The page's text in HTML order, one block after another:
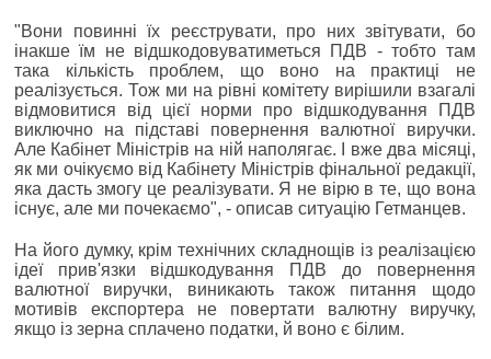
"Вони повинні їх реєструвати, про них звітувати, бо
інакше їм не відшкодовуватиметься ПДВ - тобто там
така кількість проблем, що воно на практиці не
реалізується. Тож ми на рівні комітету вирішили взагалі
відмовитися від цієї норми про відшкодування ПДВ
виключно на підставі повернення валютної виручки.
Але Кабінет Міністрів на ній наполягає. І вже два місяці,
як ми очікуємо від Кабінету Міністрів фінальної редакції,
яка дасть змогу це реалізувати. Я не вірю в те, що вона
існує, але ми почекаємо", - описав ситуацію Гетманцев.
На його думку, крім технічних складнощів із реалізацією
ідеї прив'язки відшкодування ПДВ до повернення
валютної виручки, виникають також питання щодо
мотивів експортера не повертати валютну виручку,
якщо із зерна сплачено податки, й воно є білим.